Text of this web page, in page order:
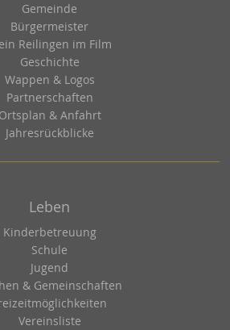
Gemeinde
Bürgermeister
Reilingen im Film
Geschichte
Wappen & Logos
Partnerschaften
Ortsplan & Anfahrt
Jahresrückblicke
Leben
Kinderbetreuung
Schule
Jugend
& Gemeinschaften
Vereinsliste